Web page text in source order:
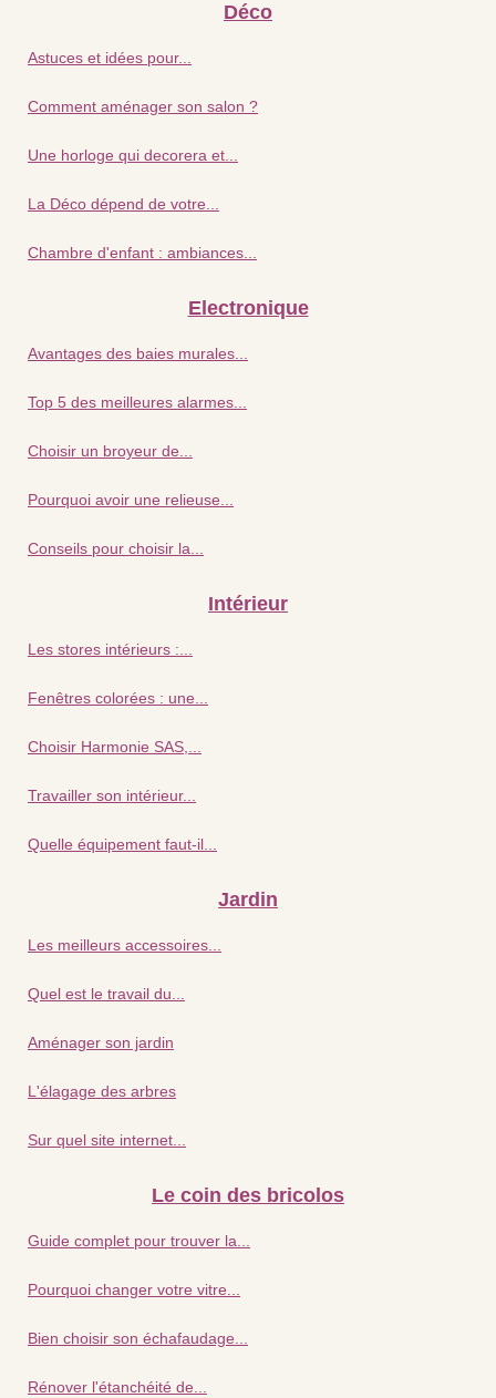
Déco
Astuces et idées pour...
Comment aménager son salon ?
Une horloge qui decorera et...
La Déco dépend de votre...
Chambre d'enfant : ambiances...
Electronique
Avantages des baies murales...
Top 5 des meilleures alarmes...
Choisir un broyeur de...
Pourquoi avoir une relieuse...
Conseils pour choisir la...
Intérieur
Les stores intérieurs :...
Fenêtres colorées : une...
Choisir Harmonie SAS,...
Travailler son intérieur...
Quelle équipement faut-il...
Jardin
Les meilleurs accessoires...
Quel est le travail du...
Aménager son jardin
L'élagage des arbres
Sur quel site internet...
Le coin des bricolos
Guide complet pour trouver la...
Pourquoi changer votre vitre...
Bien choisir son échafaudage...
Rénover l'étanchéité de...